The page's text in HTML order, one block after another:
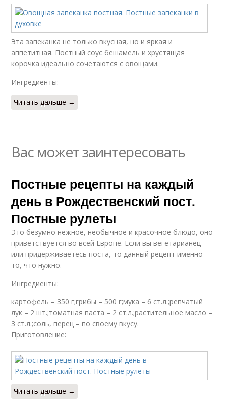
Эта запеканка не только вкусная, но и яркая и
аппетитная. Постный соус бешамель и хрустящая
корочка идеально сочетаются с овощами.
Ингредиенты:
Читать дальше →
Вас может заинтересовать
Постные рецепты на каждый
день в Рождественский пост.
Постные рулеты
Это безумно нежное, необычное и красочное блюдо, оно
приветствуется во всей Европе. Если вы вегетарианец
или придерживаетесь поста, то данный рецепт именно
то, что нужно.
Ингредиенты:
картофель – 350 г;грибы – 500 г;мука – 6 ст.л.;репчатый
лук – 2 шт.;томатная паста – 2 ст.л.;растительное масло –
3 ст.л.;соль, перец – по своему вкусу.
Приготовление:
Читать дальше →